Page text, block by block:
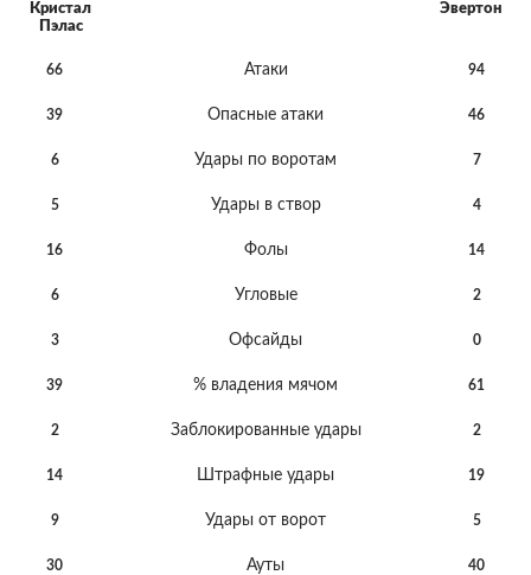
Кристал
Пэлас
Эвертон
66 Атаки 94
39 Опасные атаки 46
6 Удары по воротам 7
5 Удары в створ 4
16 Фолы 14
6 Угловые 2
3 Офсайды 0
39 % владения мячом 61
2 Заблокированные удары 2
14 Штрафные удары 19
9 Удары от ворот 5
30 Ауты 40